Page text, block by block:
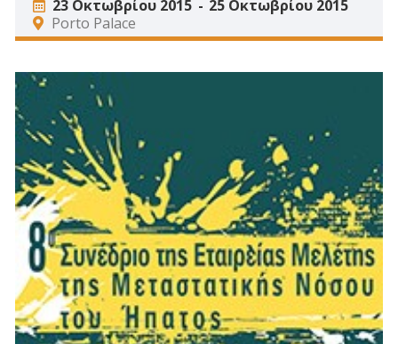
23 Οκτωβρίου 2015
25 Οκτωβρίου 2015
Porto Palace